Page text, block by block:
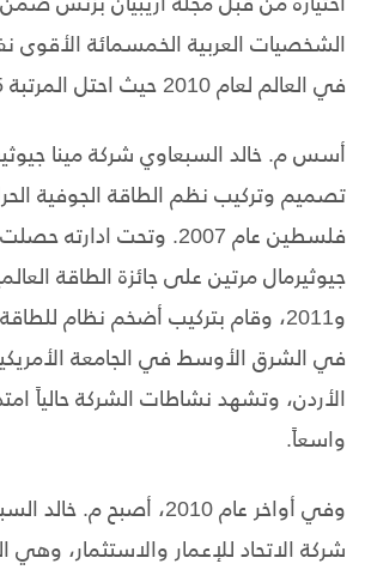
الشخصيات العربية الخمسمائة الأقوى
في العالم لعام 2010 حيث احتل المرتبة 195.
أسس م. خالد السبعاوي شركة مينا
تصميم وتركيب نظم الطاقة الجوفية
فلسطين عام 2007. وتحت
و2011، وقام بتركيب أضخم نظام
في الشرق الأوسط في الجامعة
الأردن، وتشهد نشاطات الشركة حالياً
واسعاً.
وفي أواخر عام 2010، أصبح م.
شركة الاتحاد للإعمار والاستثمار، وهي